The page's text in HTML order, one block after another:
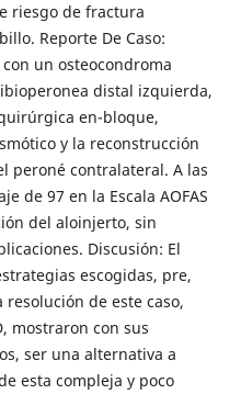
riesgo de fractura
Reporte De Caso:
un osteocondroma
distal izquierda,
en-bloque,
y la reconstrucción
peroné contralateral. A las
de 97 en la Escala AOFAS
del aloinjerto, sin
Discusión: El
escogidas, pre,
de este caso,
mostraron con sus
ser una alternativa a
esta compleja y poco